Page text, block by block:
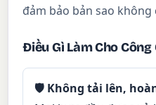
đảm bảo bản sao không
Điều Gì Làm Cho
🛡 Không tải lên,